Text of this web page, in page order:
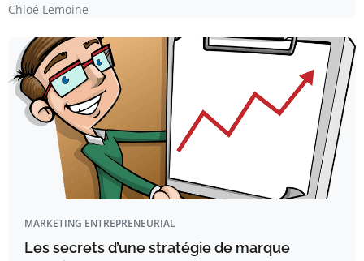
Chloé Lemoine
MARKETING ENTREPRENEURIAL
Les secrets d’une stratégie de marque